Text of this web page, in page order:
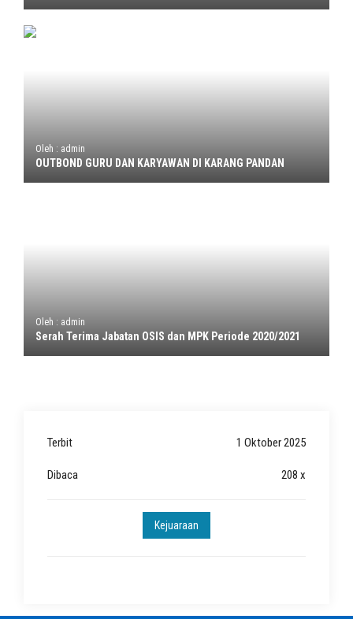
Oleh : admin
OUTBOND GURU DAN KARYAWAN DI KARANG PANDAN
Oleh : admin
Serah Terima Jabatan OSIS dan MPK Periode 2020/2021
Terbit 1 Oktober 2025
Dibaca 208 x
Kejuaraan